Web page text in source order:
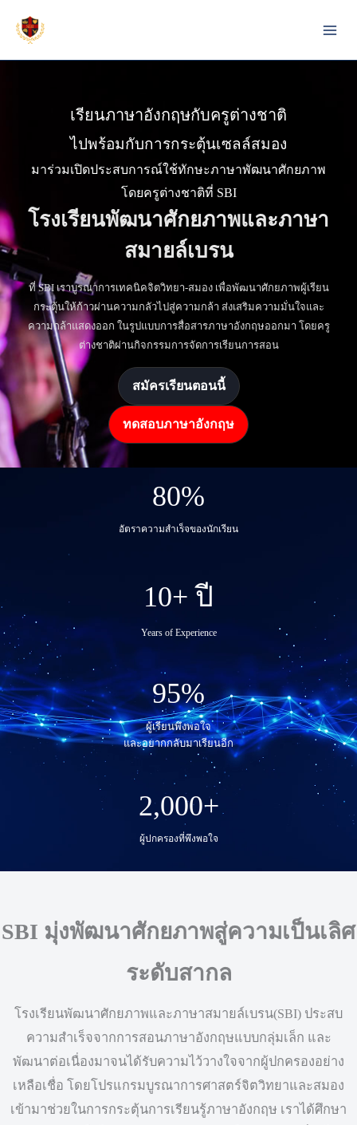
content
เรียนภาษาอังกฤษกับครูต่างชาติ
ไปพร้อมกับการกระตุ้นเซลล์สมอง
มาร่วมเปิดประสบการณ์ใช้ทักษะภาษาพัฒนาศักยภาพ
โดยครูต่างชาติที่ SBI
โรงเรียนพัฒนาศักยภาพและภาษา
สมายล์เบรน
ที่ SBI เราบูรณาการเทคนิคจิตวิทยา-สมอง เพื่อพัฒนาศักยภาพผู้เรียน
กระตุ้นให้ก้าวผ่านความกลัวไปสู่ความกล้า ส่งเสริมความมั่นใจและ
ความกล้าแสดงออก ในรูปแบบการสื่อสารภาษาอังกฤษออกมา โดยครู
ต่างชาติผ่านกิจกรรมการจัดการเรียนการสอน
สมัครเรียนตอนนี้
ทดสอบภาษาอังกฤษ
80%
อัตราความสำเร็จของนักเรียน
10+ ปี
Years of Experience
95%
ผู้เรียนพึงพอใจ
และอยากกลับมาเรียนอีก
2,000+
ผู้ปกครองที่พึงพอใจ
SBI มุ่งพัฒนาศักยภาพสู่ความเป็นเลิศ
ระดับสากล
โรงเรียนพัฒนาศักยภาพและภาษาสมายล์เบรน(SBI) ประสบ
ความสำเร็จจากการสอนภาษาอังกฤษแบบกลุ่มเล็ก และ
พัฒนาต่อเนื่องมาจนได้รับความไว้วางใจจากผู้ปกครองอย่าง
เหลือเชื่อ โดยโปรแกรมบูรณาการศาสตร์จิตวิทยาและสมอง
เข้ามาช่วยในการกระตุ้นการเรียนรู้ภาษาอังกฤษ เราได้ศึกษา